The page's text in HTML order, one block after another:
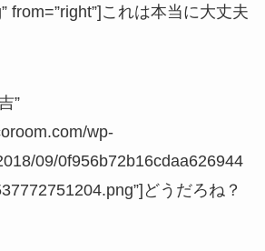
from=”right”]これは本当に大丈夫
”
wp-
09/0f956b72b16cdaa626944
どうだろね？